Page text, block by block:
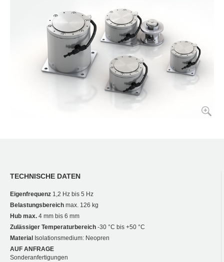
TECHNISCHE DATEN
Eigenfrequenz 1,2 Hz bis 5 Hz
Belastungsbereich max. 126 kg
Hub max. 4 mm bis 6 mm
Zulässiger Temperaturbereich -30 °C bis +50 °C
Material
Isolationsmedium: Neopren
AUF ANFRAGE
Sonderanfertigungen